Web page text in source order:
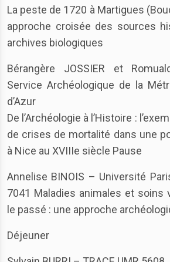
La peste de 1720 à Martigues
approche croisée des sources
archives biologiques
Bérangère JOSSIER et
Service Archéologique de la
d’Azur
De l’Archéologie à l’Histoire :
de crises de mortalité dans une
à Nice au XVIIIe siècle Pause
Annelise BINOIS – Université
7041 Maladies animales et soins
le passé : une approche
Déjeuner